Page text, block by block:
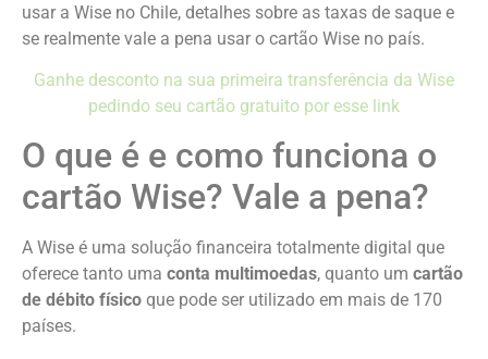
usar a Wise no Chile, detalhes sobre as taxas de saque e
se realmente vale a pena usar o cartão Wise no país.
Ganhe desconto na sua primeira transferência da Wise
pedindo seu cartão gratuito por esse link
O que é e como funciona o
cartão Wise? Vale a pena?
A Wise é uma solução financeira totalmente digital que
oferece tanto uma conta multimoedas, quanto um cartão
de débito físico que pode ser utilizado em mais de 170
países.